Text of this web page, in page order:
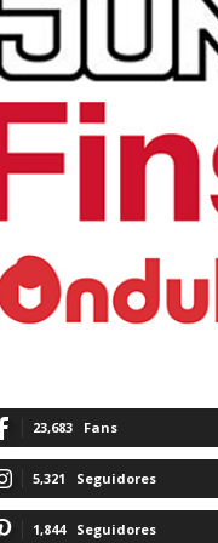
23,683 Fans
5,321 Seguidores
1,844 Seguidores